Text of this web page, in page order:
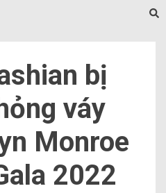
bị
váy
Monroe
2022